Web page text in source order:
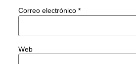
Correo electrónico *
Web